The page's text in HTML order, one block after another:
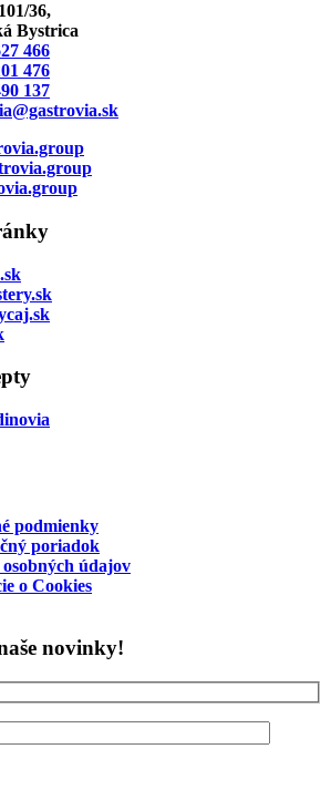
36,
Bystrica
466
476
137
podmienky
poriadok
údajov
o Cookies
novinky!